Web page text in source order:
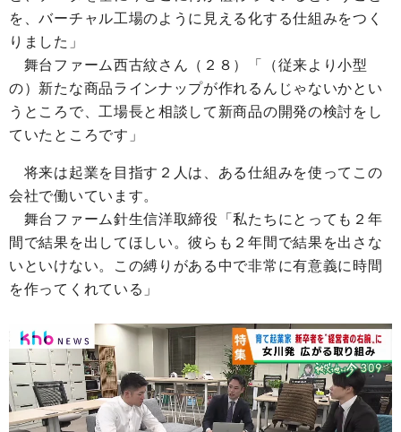
を、バーチャル工場のように見える化する仕組みをつく
りました」
舞台ファーム西古紋さん（２８）「（従来より小型
の）新たな商品ラインナップが作れるんじゃないかとい
うところで、工場長と相談して新商品の開発の検討をし
ていたところです」
将来は起業を目指す２人は、ある仕組みを使ってこの
会社で働いています。
舞台ファーム針生信洋取締役「私たちにとっても２年
間で結果を出してほしい。彼らも２年間で結果を出さな
いといけない。この縛りがある中で非常に有意義に時間
を作ってくれている」